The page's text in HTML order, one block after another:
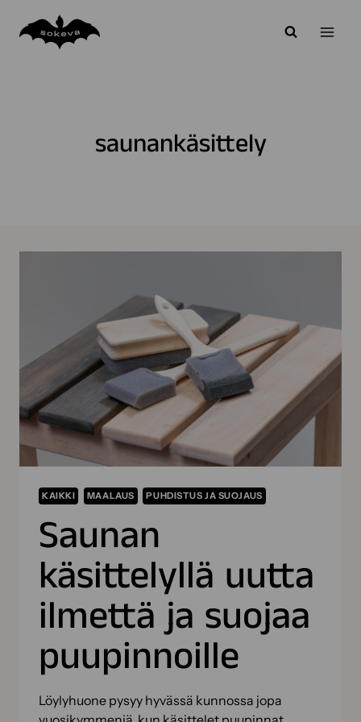
sisältöön
saunankäsittely
KAIKKI MAALAUS PUHDISTUS JA SUOJAUS
Saunan
käsittelyllä uutta
ilmettä ja suojaa
puupinnoille
Löylyhuone pysyy hyvässä kunnossa jopa